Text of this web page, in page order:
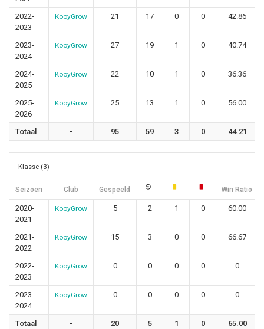
2022-
2023
KooyGrow 21 17 0 0 42.86
2023-
2024
KooyGrow 27 19 1 0 40.74
2024-
2025
KooyGrow 22 10 1 0 36.36
2025-
2026
KooyGrow 25 13 1 0 56.00
Totaal - 95 59 3 0 44.21
Klasse (3)
Seizoen Club Gespeeld Win Ratio
2020-
2021
KooyGrow 5 2 1 0 60.00
2021-
2022
KooyGrow 15 3 0 0 66.67
2022-
2023
KooyGrow 0 0 0 0 0
2023-
2024
KooyGrow 0 0 0 0 0
Totaal - 20 5 1 0 65.00